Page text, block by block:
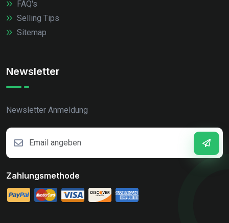
FAQ's
Selling Tips
Sitemap
Newsletter
Newsletter Anmeldung
Zahlungsmethode